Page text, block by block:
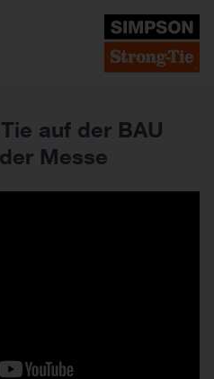
auf der BAU
Messe